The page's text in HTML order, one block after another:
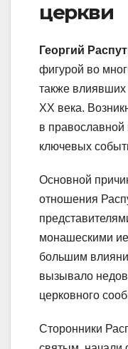
церкви
Георгий
фигурой во
также
XX века.
в
ключевых
Основной
отношения
монашескими
большим
вызывало
церковного
Сторонники